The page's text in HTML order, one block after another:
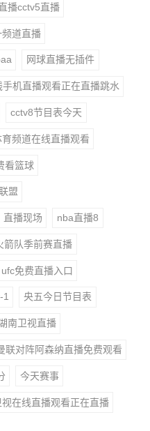
播cctv5直播
频道直播
网球直播无插件
机直播观看正在直播跳水
cctv8节目表今天
育频道在线直播观看
看篮球
盟
直播现场 nba直播8
箭队季前赛直播
ufc免费直播入口
1 央五今日节目表
南卫视直播
联对阵阿森纳直播免费观看
今天赛事
视在线直播观看正在直播